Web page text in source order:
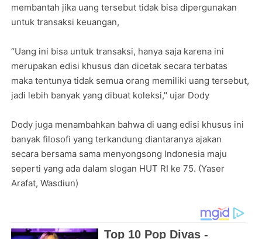
membantah jika uang tersebut tidak bisa dipergunakan
untuk transaksi keuangan,
“Uang ini bisa untuk transaksi, hanya saja karena ini
merupakan edisi khusus dan dicetak secara terbatas
maka tentunya tidak semua orang memiliki uang tersebut,
jadi lebih banyak yang dibuat koleksi," ujar Dody
Dody juga menambahkan bahwa di uang edisi khusus ini
banyak filosofi yang terkandung diantaranya ajakan
secara bersama sama menyongsong Indonesia maju
seperti yang ada dalam slogan HUT RI ke 75. (Yaser
Arafat, Wasdiun)